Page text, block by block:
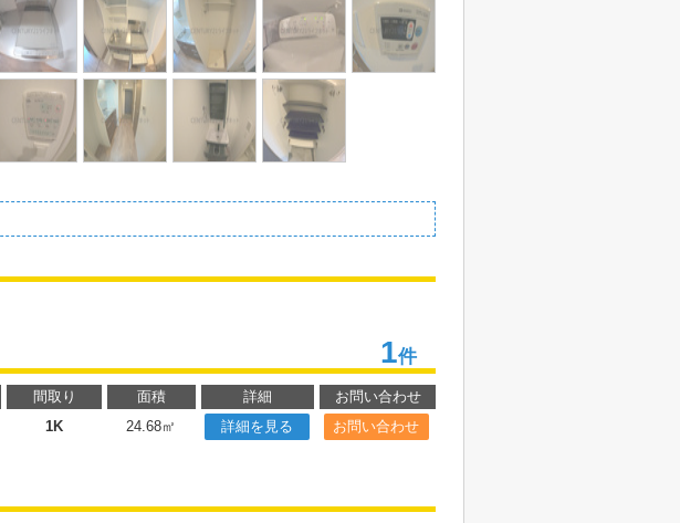
1件
間取り 面積 詳細
お問い合わせ
1K 24.68㎡ 詳細を見る お問い合わせ